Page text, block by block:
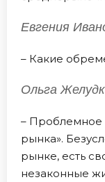
Евгения
– Какие
Ольга
– Проблемное
рынка».
рынке, есть
незаконные